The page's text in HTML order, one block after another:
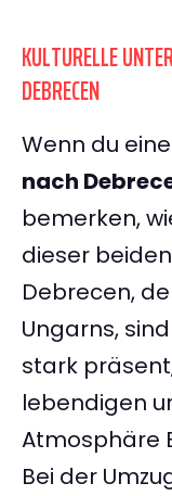
KULTURELLE
DEBRECEN
Wenn du
nach
bemerken,
dieser
Debrecen,
Ungarns,
stark
lebendigen
Atmosphäre
Bei der